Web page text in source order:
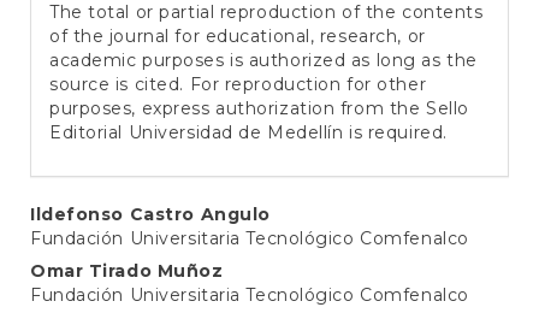
The total or partial reproduction of the contents
of the journal for educational, research, or
academic purposes is authorized as long as the
source is cited. For reproduction for other
purposes, express authorization from the Sello
Editorial Universidad de Medellín is required.
Main
Article
Content
Ildefonso Castro Angulo
Fundación Universitaria Tecnológico Comfenalco
Omar Tirado Muñoz
Fundación Universitaria Tecnológico Comfenalco